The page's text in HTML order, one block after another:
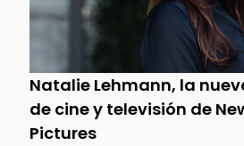
Natalie Lehmann, la
de cine y televisión de
Pictures